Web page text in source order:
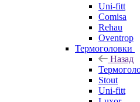
Uni-fitt
Comisa
Rehau
Oventrop
Термоголовки
Назад
Stout
Uni-fitt